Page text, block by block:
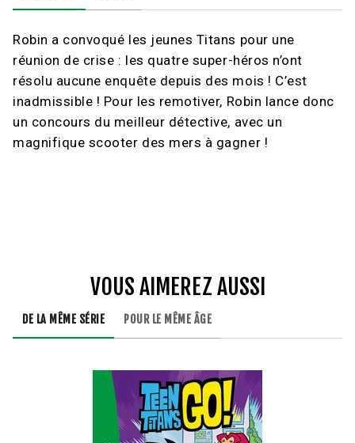
Robin a convoqué les jeunes Titans pour une
réunion de crise : les quatre super-héros n’ont
résolu aucune enquête depuis des mois ! C’est
inadmissible ! Pour les remotiver, Robin lance donc
un concours du meilleur détective, avec un
magnifique scooter des mers à gagner !
VOUS AIMEREZ AUSSI
DE LA MÊME SÉRIE POUR LE MÊME ÂGE